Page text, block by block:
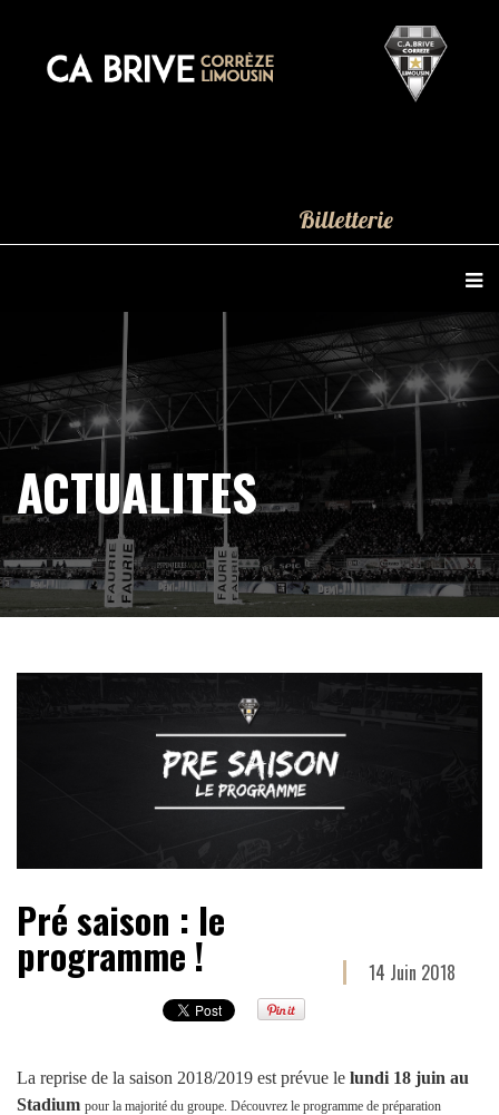
Billetterie
ACTUALITES
Pré saison : le
programme ! 14 Juin 2018
La reprise de la saison 2018/2019 est prévue le lundi 18 juin au
Stadium pour la majorité du groupe. Découvrez le programme de préparation